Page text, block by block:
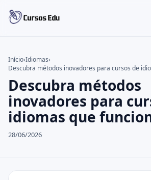
Inglês
espanhol
Buscar no site
Buscar por:
Pressione Enter para buscar ou ESC
Início›Idiomas›
Descubra métodos inovadores para cursos de
Descubra métodos
inovadores para
idiomas que
28/06/2026